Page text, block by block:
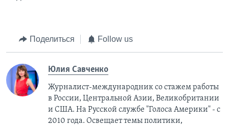
Поделиться Follow us
Юлия Савченко
Журналист-международник cо стажем работы
в России, Центральной Азии, Великобритании
и США. На Русской службе "Голоса Америки" - с
2010 года. Освещает темы политики,